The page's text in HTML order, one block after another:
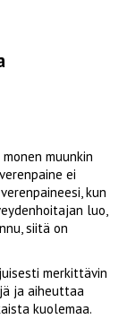
muunkin
ei
kun
luo,
siitä on
merkittävin
ja aiheuttaa
kuolemaa.